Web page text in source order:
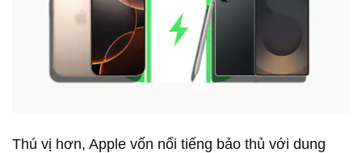
Thú vị hơn, Apple vốn nổi tiếng bảo thủ với dung